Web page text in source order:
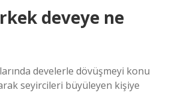
deveye ne
develerle dövüşmeyi konu
seyircileri büyüleyen kişiye